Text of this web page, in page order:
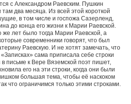
с Александром Раевским. Пушкин
два месяца. Из всей этой короткой
в том числе и госпожа Сазерленд,
до конца его жизни к Марии Раевской.
же лет было тогда Марии Раевской, а
современники говорят, что был
Раевскую. И не хотят замечать, что
сама приписала себе строки
письме к Вере Вяземской поэт пишет,
его на эти строки, когда они были
большая тема, чтобы её наскоком
что ограничимся только этими строками.